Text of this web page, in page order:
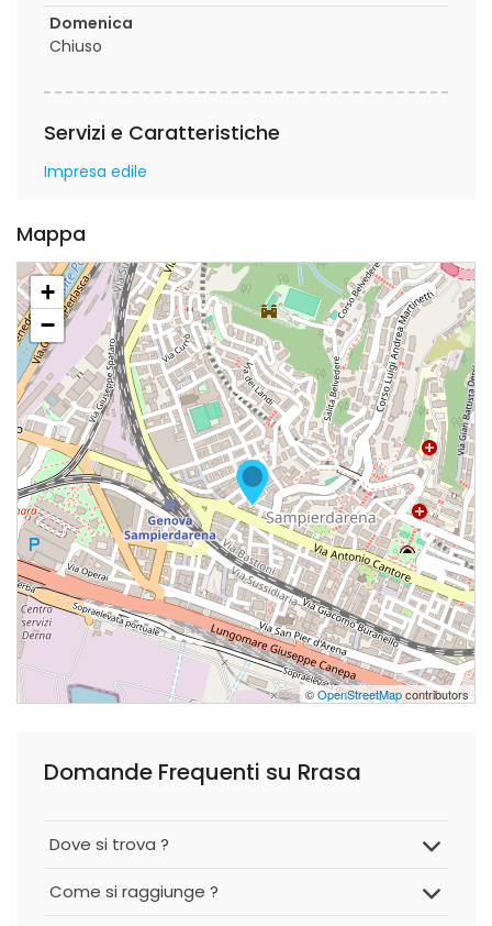
Domenica
Chiuso
Servizi e Caratteristiche
Impresa edile
Mappa
+
−
©OpenStreetMapcontributors
Domande Frequenti su Rrasa
Dove si trova ?
Come si raggiunge ?